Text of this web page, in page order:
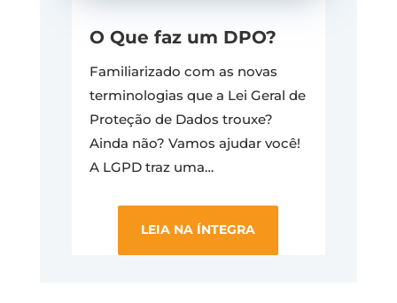
O Que faz um DPO?
Familiarizado com as novas
terminologias que a Lei Geral de
Proteção de Dados trouxe?
Ainda não? Vamos ajudar você!
A LGPD traz uma…
LEIA NA ÍNTEGRA